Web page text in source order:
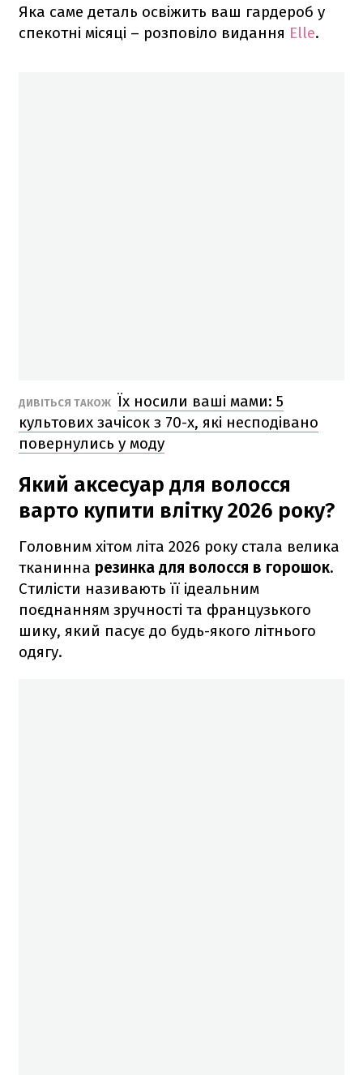
Яка саме деталь освіжить ваш гардероб у
спекотні місяці – розповіло видання Elle.
ДИВІТЬСЯ ТАКОЖ
Їх носили ваші мами: 5
культових зачісок з 70-х, які несподівано
повернулись у моду
Який аксесуар для волосся
варто купити влітку 2026 року?
Головним хітом літа 2026 року стала велика
тканинна резинка для волосся в горошок.
Стилісти називають її ідеальним
поєднанням зручності та французького
шику, який пасує до будь-якого літнього
одягу.